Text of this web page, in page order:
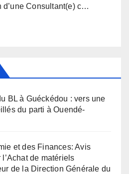
d’une Consultant(e) c…
BL à Guéckédou : vers une
du parti à Ouendé-
et des Finances: Avis
l’Achat de matériels
de la Direction Générale du